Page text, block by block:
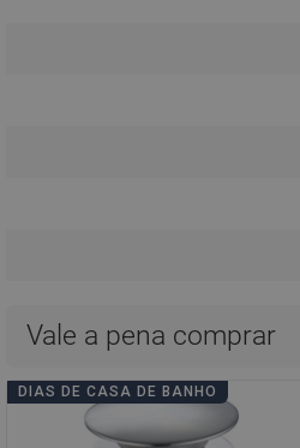
Vale a pena comprar
DIAS DE CASA DE BANHO